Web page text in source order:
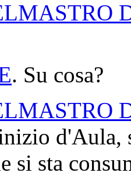
. Su cosa?
d'Aula,
si sta